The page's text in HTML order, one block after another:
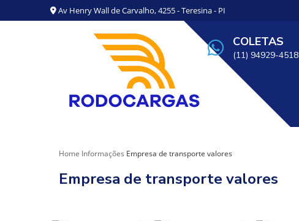
Av Henry Wall de Carvalho, 4255 - Teresina - PI
COLETAS
(11) 94929-4518
Home Informações Empresa de transporte valores
Empresa de transporte valores